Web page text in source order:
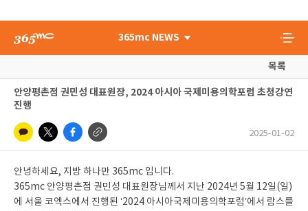
365mc NEWS
목록
안양평촌점 권민성 대표원장, 2024 아시아 국제미용의학포럼 초청강연
진행
2025-01-02
안녕하세요, 지방 하나만 365mc 입니다.
365mc 안양평촌점 권민성 대표원장님께서 지난 2024년 5월 12일(일)
에 서울 코엑스에서 진행된 ‘2024 아시아국제미용의학포럼’에서 람스를